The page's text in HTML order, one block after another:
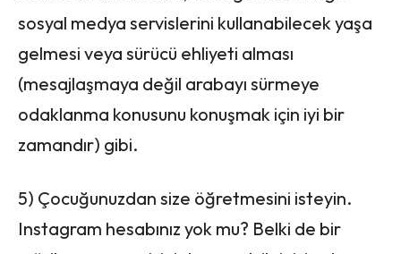
sosyal medya servislerini kullanabilecek yaşa
gelmesi veya sürücü ehliyeti alması
(mesajlaşmaya değil arabayı sürmeye
odaklanma konusunu konuşmak için iyi bir
zamandır) gibi.
5) Çocuğunuzdan size öğretmesini isteyin.
Instagram hesabınız yok mu? Belki de bir